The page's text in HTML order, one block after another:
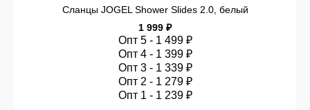
Сланцы JOGEL Shower Slides 2.0, белый
1 999 ₽
Опт 5 - 1 499 ₽
Опт 4 - 1 399 ₽
Опт 3 - 1 339 ₽
Опт 2 - 1 279 ₽
Опт 1 - 1 239 ₽